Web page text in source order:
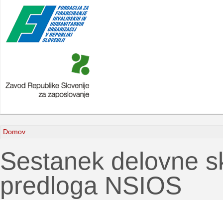
Domov
Sestanek delovne
predloga NSIOS